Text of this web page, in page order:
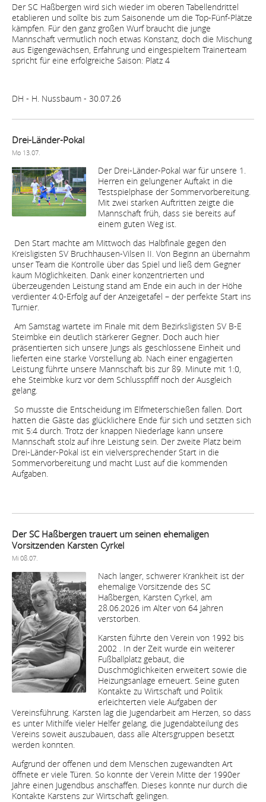
Der SC Haßbergen wird sich wieder im oberen Tabellendrittel
etablieren und sollte bis zum Saisonende um die Top-Fünf-Plätze
kämpfen. Für den ganz großen Wurf braucht die junge
Mannschaft vermutlich noch etwas Konstanz, doch die Mischung
aus Eigengewächsen, Erfahrung und eingespieltem Trainerteam
spricht für eine erfolgreiche Saison: Platz 4
DH - H. Nussbaum - 30.07.26 ‎
Drei-Länder-Pokal
Mo 13.07.
Der Drei-Länder-Pokal war für unsere 1.
Herren ein gelungener Auftakt in die
Testspielphase der Sommervorbereitung.
Mit zwei starken Auftritten zeigte die
Mannschaft früh, dass sie bereits auf
einem guten Weg ist.
Den Start machte am Mittwoch das Halbfinale gegen den
Kreisligisten SV Bruchhausen-Vilsen II. Von Beginn an übernahm
unser Team die Kontrolle über das Spiel und ließ dem Gegner
kaum Möglichkeiten. Dank einer konzentrierten und
überzeugenden Leistung stand am Ende ein auch in der Höhe
verdienter 4:0-Erfolg auf der Anzeigetafel – der perfekte Start ins
Turnier.
Am Samstag wartete im Finale mit dem Bezirksligisten SV B-E
Steimbke ein deutlich stärkerer Gegner. Doch auch hier
präsentierten sich unsere Jungs als geschlossene Einheit und
lieferten eine starke Vorstellung ab. Nach einer engagierten
Leistung führte unsere Mannschaft bis zur 89. Minute mit 1:0,
ehe Steimbke kurz vor dem Schlusspfiff noch der Ausgleich
gelang.
So musste die Entscheidung im Elfmeterschießen fallen. Dort
hatten die Gäste das glücklichere Ende für sich und setzten sich
mit 5:4 durch. Trotz der knappen Niederlage kann unsere
Mannschaft stolz auf ihre Leistung sein. Der zweite Platz beim
Drei-Länder-Pokal ist ein vielversprechender Start in die
Sommervorbereitung und macht Lust auf die kommenden
Aufgaben.
Der SC Haßbergen trauert um seinen ehemaligen
Vorsitzenden Karsten Cyrkel
Mi 08.07.
Nach langer, schwerer Krankheit ist der
ehemalige Vorsitzende des SC
Haßbergen, Karsten Cyrkel, am
28.06.2026 im Alter von 64 Jahren
verstorben.
Karsten führte den Verein von 1992 bis
2002 . In der Zeit wurde ein weiterer
Fußballplatz gebaut, die
Duschmöglichkeiten erweitert sowie die
Heizungsanlage erneuert. Seine guten
Kontakte zu Wirtschaft und Politik
erleichterten viele Aufgaben der
Vereinsführung. Karsten lag die Jugendarbeit am Herzen, so dass
es unter Mithilfe vieler Helfer gelang, die Jugendabteilung des
Vereins soweit auszubauen, dass alle Altersgruppen besetzt
werden konnten.
Aufgrund der offenen und dem Menschen zugewandten Art
öffnete er viele Türen. So konnte der Verein Mitte der 1990er
Jahre einen Jugendbus anschaffen. Dieses konnte nur durch die
Kontakte Karstens zur Wirtschaft gelingen.